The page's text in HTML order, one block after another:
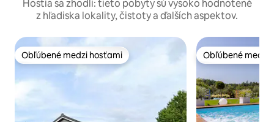
Hostia sa zhodli: tieto pobyty sú vysoko hodnotené
z hľadiska lokality, čistoty a ďalších aspektov.
Obľúbené medzi hosťami
Obľúbené medzi hosťami Obľúbené medzi
Obľúbené medzi